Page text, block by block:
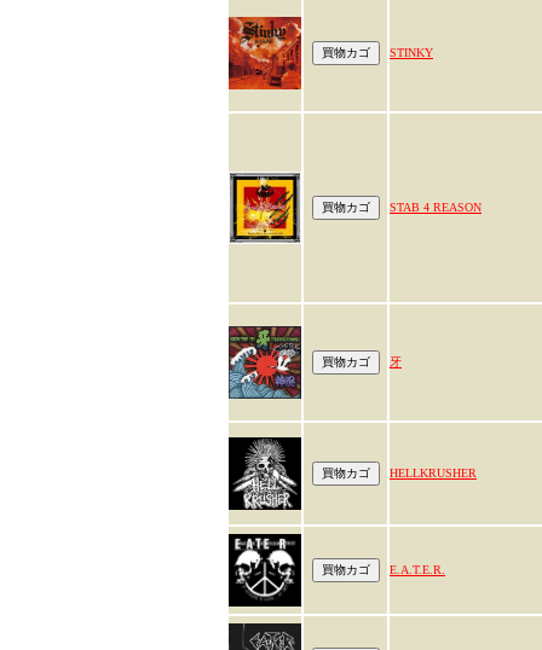
STINKY
STAB 4 REASON
牙
HELLKRUSHER
E.A.T.E.R.